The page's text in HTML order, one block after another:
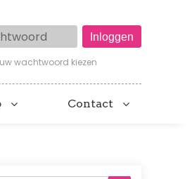
wachtwoord kiezen
Contact